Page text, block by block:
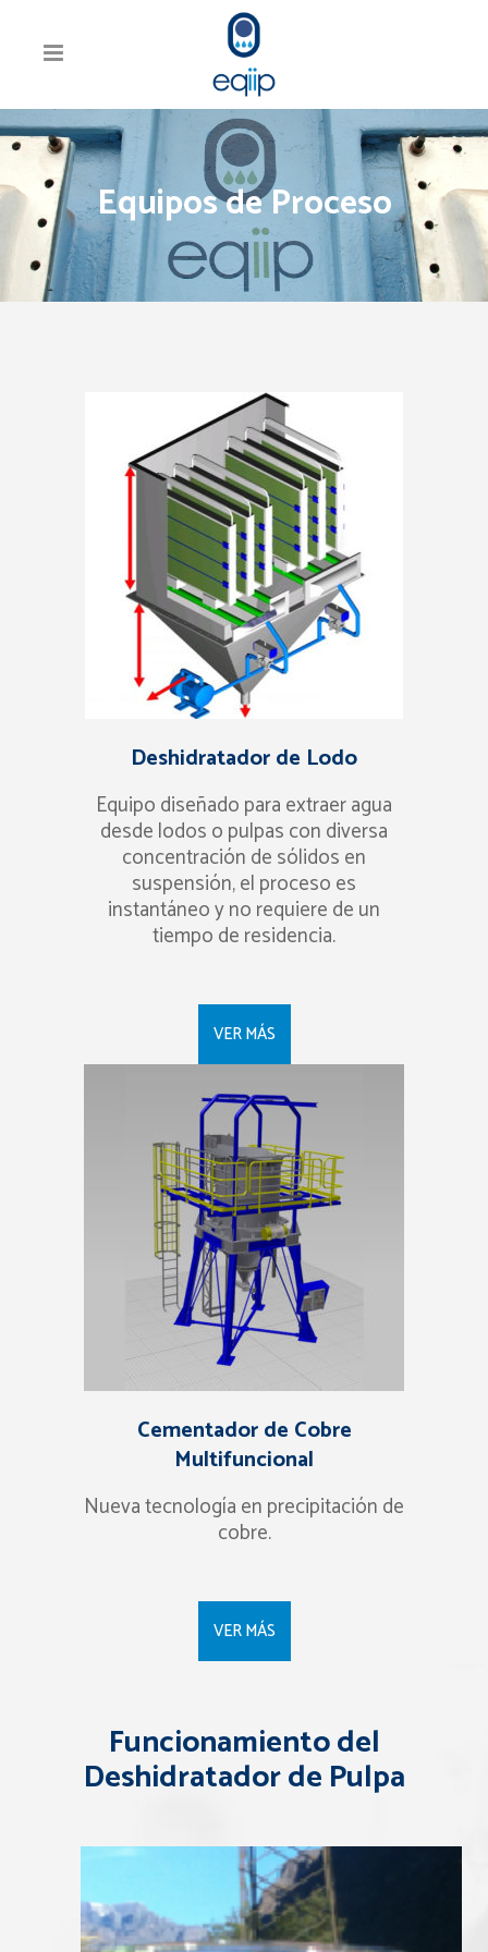
Equipos de Proceso
Deshidratador de Lodo
Equipo diseñado para extraer agua
desde lodos o pulpas con diversa
concentración de sólidos en
suspensión, el proceso es
instantáneo y no requiere de un
tiempo de residencia.
VER MÁS
Cementador de Cobre
Multifuncional
Nueva tecnología en precipitación de
cobre.
VER MÁS
Funcionamiento del
Deshidratador de Pulpa